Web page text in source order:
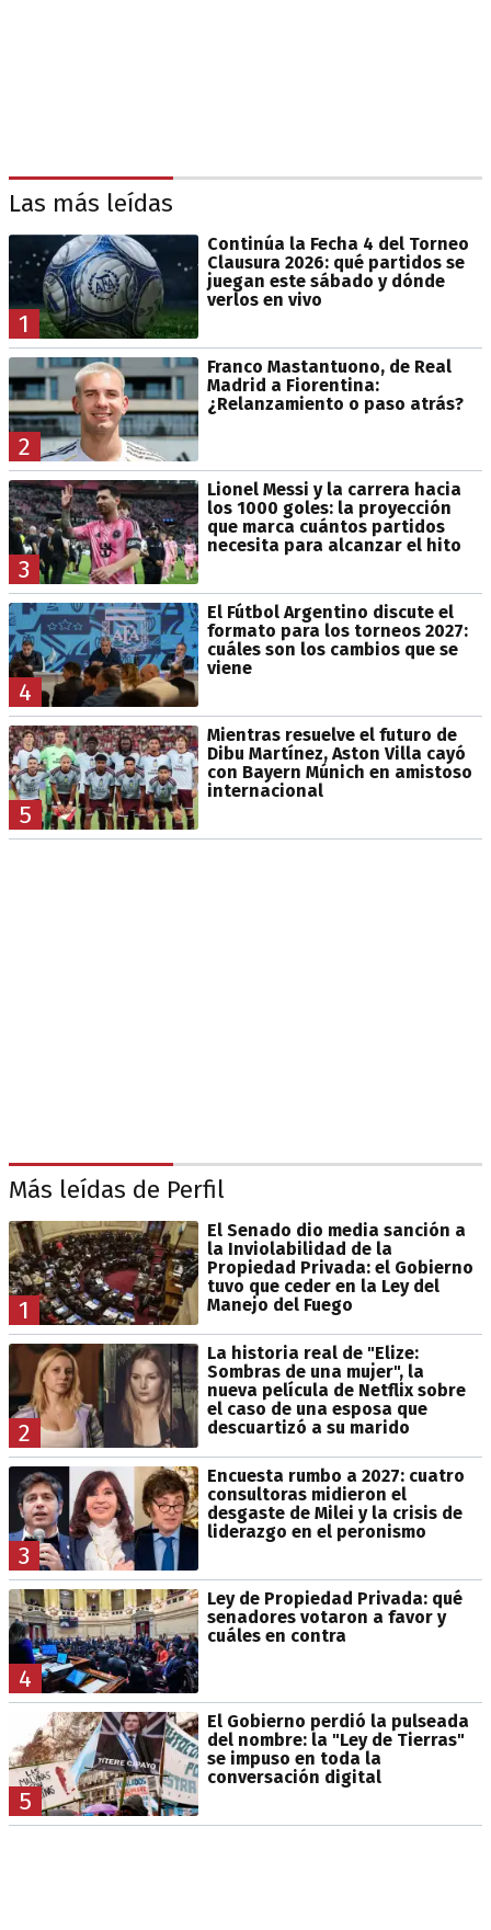
Las más leídas
1
Continúa la Fecha 4 del Torneo
Clausura 2026: qué partidos se
juegan este sábado y dónde
verlos en vivo
2
Franco Mastantuono, de Real
Madrid a Fiorentina:
¿Relanzamiento o paso atrás?
3
Lionel Messi y la carrera hacia
los 1000 goles: la proyección
que marca cuántos partidos
necesita para alcanzar el hito
4
El Fútbol Argentino discute el
formato para los torneos 2027:
cuáles son los cambios que se
viene
5
Mientras resuelve el futuro de
Dibu Martínez, Aston Villa cayó
con Bayern Múnich en amistoso
internacional
Más leídas de Perfil
1
El Senado dio media sanción a
la Inviolabilidad de la
Propiedad Privada: el Gobierno
tuvo que ceder en la Ley del
Manejo del Fuego
2
La historia real de "Elize:
Sombras de una mujer", la
nueva película de Netflix sobre
el caso de una esposa que
descuartizó a su marido
3
Encuesta rumbo a 2027: cuatro
consultoras midieron el
desgaste de Milei y la crisis de
liderazgo en el peronismo
4
Ley de Propiedad Privada: qué
senadores votaron a favor y
cuáles en contra
5
El Gobierno perdió la pulseada
del nombre: la "Ley de Tierras"
se impuso en toda la
conversación digital